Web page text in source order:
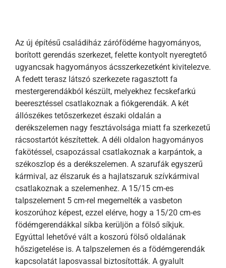
Az új építésű családiház zárófödéme hagyományos,
borított gerendás szerkezet, felette kontyolt nyeregtető
ugyancsak hagyományos ácsszerkezetként kivitelezve.
A fedett terasz látszó szerkezete ragasztott fa
mestergerendákból készült, melyekhez fecskefarkú
beeresztéssel csatlakoznak a fiókgerendák. A két
állószékes tetőszerkezet északi oldalán a
derékszelemen nagy fesztávolsága miatt fa szerkezetű
rácsostartót készítettek. A déli oldalon hagyományos
fakötéssel, csapozással csatlakoznak a karpántok, a
székoszlop és a derékszelemen. A szarufák egyszerű
kármival, az élszaruk és a hajlatszaruk szívkármival
csatlakoznak a szelemenhez. A 15/15 cm-es
talpszelement 5 cm-rel megemelték a vasbeton
koszorúhoz képest, ezzel elérve, hogy a 15/20 cm-es
födémgerendákkal síkba kerüljön a fölső síkjuk.
Egyúttal lehetővé vált a koszorú fölső oldalának
hőszigetelése is. A talpszelemen és a födémgerendák
kapcsolatát laposvassal biztosították. A gyalult